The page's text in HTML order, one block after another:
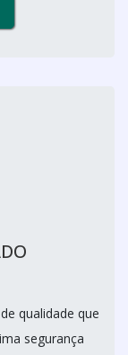
qualidade que
segurança